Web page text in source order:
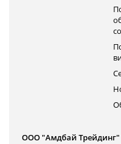
ООО "Амдбай Трейдинг"